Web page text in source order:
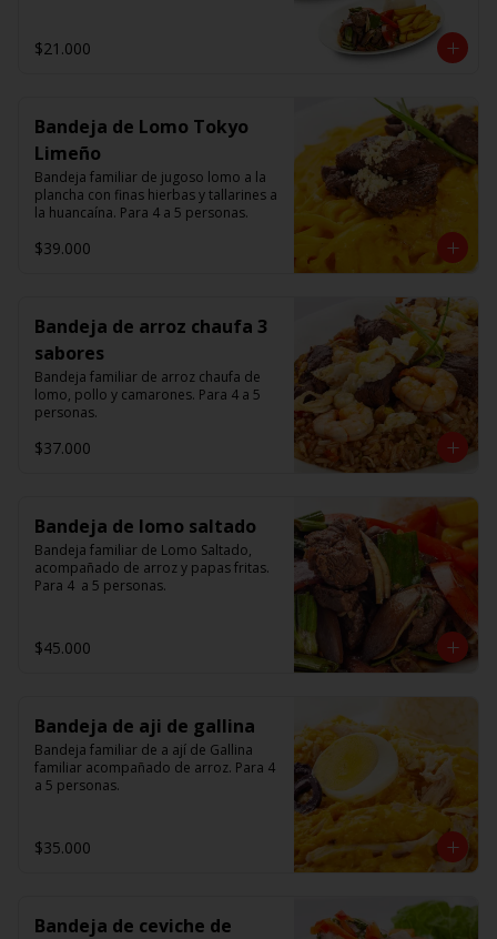
$21.000
Bandeja de Lomo Tokyo
Limeño
Bandeja familiar de jugoso lomo a la
plancha con finas hierbas y tallarines a
la huancaína. Para 4 a 5 personas.
$39.000
Bandeja de arroz chaufa 3
sabores
Bandeja familiar de arroz chaufa de
lomo, pollo y camarones. Para 4 a 5
personas.
$37.000
Bandeja de lomo saltado
Bandeja familiar de Lomo Saltado,
acompañado de arroz y papas fritas.
Para 4  a 5 personas.
$45.000
Bandeja de aji de gallina
Bandeja familiar de a ají de Gallina
familiar acompañado de arroz. Para 4
a 5 personas.
$35.000
Bandeja de ceviche de